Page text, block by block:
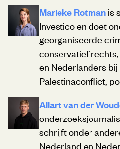
Marieke Rotman is
Investico en doet
georganiseerde
conservatief
en Nederlanders bij
Palestinaconflict,
Allart van der
schrijft onder
Nederland en